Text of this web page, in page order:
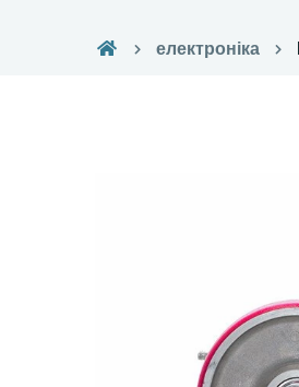
електроніка